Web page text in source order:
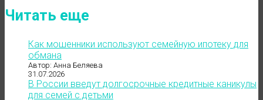
Читать еще
Как мошенники используют семейную ипотеку для
обмана
Автор: Анна Беляева
31.07.2026
В России введут долгосрочные кредитные каникулы
для семей с детьми